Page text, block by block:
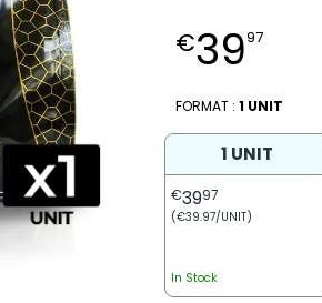
€3997
FORMAT : 1 UNIT
1 UNIT
€3997
(€39.97/UNIT)
In Stock